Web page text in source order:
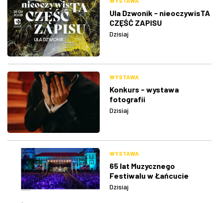
Ula Dzwonik - nieoczywisTA
CZĘŚĆ ZAPISU
Dzisiaj
WYSTAWA
Konkurs - wystawa
fotografii
Dzisiaj
WYSTAWA
65 lat Muzycznego
Festiwalu w Łańcucie
Dzisiaj